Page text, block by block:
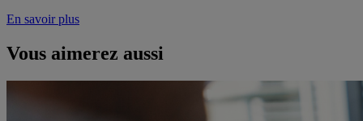
En savoir plus
Vous aimerez aussi